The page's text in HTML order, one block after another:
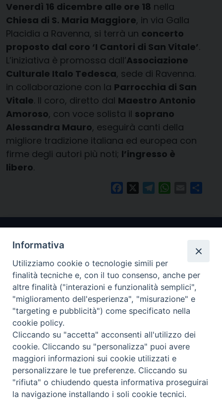
Venerdì 16 dicembre alle ore 18 nella
Chiesa di S. Maria Maggiore, in via Galla
Placidia a Ravenna, si terrà un concerto
proposto dal coro ‘I Cantori di San Vitale’.
L’iniziativa è promossa dall’Associazione
Culturale Italo Tedesca, sede di Ravenna.
in collaborazione con la Parrocchia di San
Vitale. Il coro, diretto dal Maestro Antonio
Amoroso, con voce solista il soprano
Alessandra Mauro, eseguirà canti della
migliore tradizione italiana ed europea con
firme degli autori più noti; l’ingresso è
libero.
FacebookTelegramWhatsApp
Email
Arcidiocesi di Ravenna-Cervia
CONTATTI
Piazza Arcivescovado, 1 48121- Ravenna
tel 0544.541655
curia@diocesiravennacervia.it
Per segnalazioni tecniche e aggiornamenti:
Informativa
Utilizziamo cookie o tecnologie simili per
finalità tecniche e, con il tuo consenso, anche per
altre finalità ("interazioni e funzionalità semplici",
"miglioramento dell'esperienza", "misurazione" e
"targeting e pubblicità") come specificato nella
cookie policy.
Cliccando su "accetta" acconsenti all'utilizzo dei
cookie. Cliccando su "personalizza" puoi avere
maggiori informazioni sui cookie utilizzati e
personalizzare le tue preferenze. Cliccando su
"rifiuta" o chiudendo questa informativa proseguirai
la navigazione installando i soli cookie tecnici.